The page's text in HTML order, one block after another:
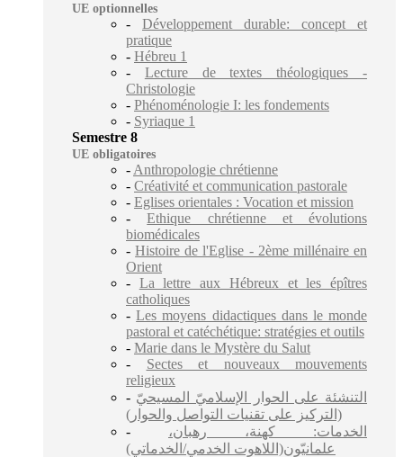
UE optionnelles
- Développement durable: concept et
pratique
- Hébreu 1
- Lecture de textes théologiques -
Christologie
- Phénoménologie I: les fondements
- Syriaque 1
Semestre 8
UE obligatoires
- Anthropologie chrétienne
- Créativité et communication pastorale
- Eglises orientales : Vocation et mission
-Ethique chrétienne et évolutions
biomédicales
-Histoire de l'Eglise - 2ème millénaire en
Orient
- La lettre aux Hébreux et les épîtres
catholiques
-Les moyens didactiques dans le monde
pastoral et catéchétique: stratégies et outils
- Marie dans le Mystère du Salut
- Sectes et nouveaux mouvements
religieux
- التنشئة على الحوار الإسلاميّ المسيحيّ
(التركيز على تقنيات التواصل والحوار)
-
الخدمات: كهنة، رهبان،
علمانيّون(اللاهوت الخدمي/الخدماتي)